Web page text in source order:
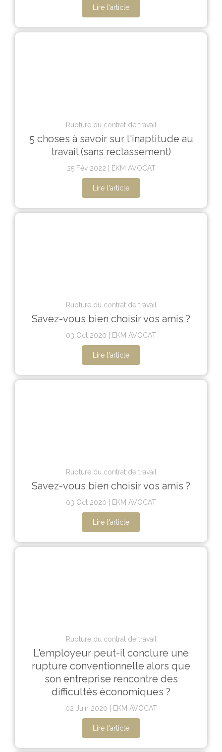
Lire l'article
Rupture du contrat de travail
5 choses à savoir sur l'inaptitude au
travail (sans reclassement)
25 Fév 2022 EKM AVOCAT
Lire l'article
Rupture du contrat de travail
Savez-vous bien choisir vos amis ?
03 Oct 2020 EKM AVOCAT
Lire l'article
Rupture du contrat de travail
Savez-vous bien choisir vos amis ?
03 Oct 2020 EKM AVOCAT
Lire l'article
Rupture du contrat de travail
L'employeur peut-il conclure une
rupture conventionnelle alors que
son entreprise rencontre des
difficultés économiques ?
02 Juin 2020 EKM AVOCAT
Lire l'article